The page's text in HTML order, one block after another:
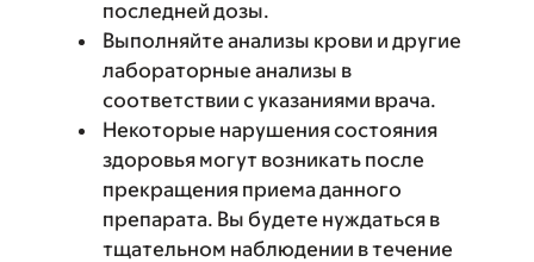
последней дозы.
Выполняйте анализы крови и другие
лабораторные анализы в
соответствии с указаниями врача.
Некоторые нарушения состояния
здоровья могут возникать после
прекращения приема данного
препарата. Вы будете нуждаться в
тщательном наблюдении в течение